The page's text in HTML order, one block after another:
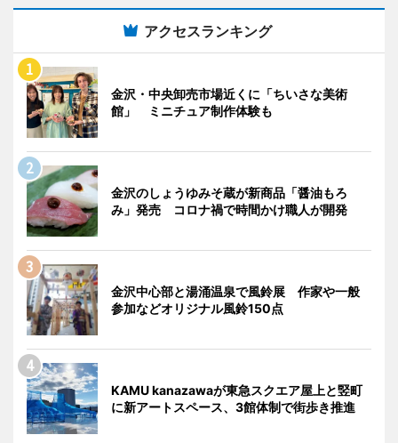
アクセスランキング
金沢・中央卸売市場近くに「ちいさな美術
館」 ミニチュア制作体験も
金沢のしょうゆみそ蔵が新商品「醤油もろ
み」発売 コロナ禍で時間かけ職人が開発
金沢中心部と湯涌温泉で風鈴展 作家や一般
参加などオリジナル風鈴150点
KAMU kanazawaが東急スクエア屋上と竪町
に新アートスペース、3館体制で街歩き推進